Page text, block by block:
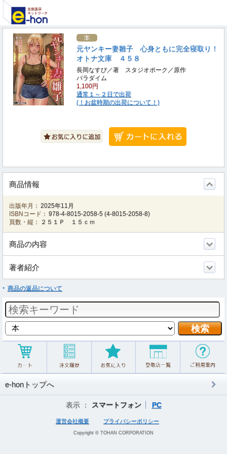
元ヤンキー妻雛子 心身ともに完全寝取り！
オトナ文庫 ４５８
長岡なすび／著 スタジオポーク／原作
パラダイム
1,100円
通常１～２日で出荷
(！お盆時期の出荷について！)
商品情報
出版年月： 2025年11月
ISBNコード： 978-4-8015-2058-5 (4-8015-2058-8)
頁数・縦：
２５１Ｐ １５ｃｍ
商品の内容
著者紹介
商品の返品について
e-honトップへ
表示 ： スマートフォン PC
運営会社概要 プライバシーポリシー
Copyright © TOHAN CORPORATION